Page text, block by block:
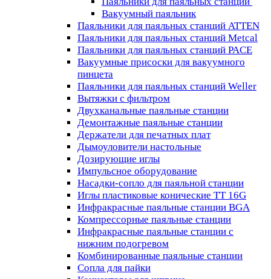
Вакуумный паяльник
Паяльники для паяльных станций ATTEN
Паяльники для паяльных станций Metcal
Паяльники для паяльных станций PACE
Вакуумные присоски для вакуумного
пинцета
Паяльники для паяльных станций Weller
Вытяжки с фильтром
Двухканальные паяльные станции
Демонтажные паяльные станции
Держатели для печатных плат
Дымоуловители настольные
Дозирующие иглы
Импульсное оборудование
Насадки-сопло для паяльной станции
Иглы пластиковые конические TT 16G
Инфракрасные паяльные станции BGA
Компрессорные паяльные станции
Инфракрасные паяльные станции с
нижним подогревом
Комбинированные паяльные станции
Сопла для пайки